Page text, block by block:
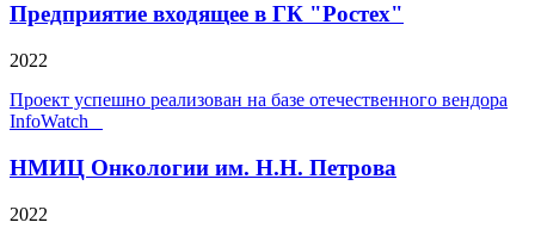
Предприятие входящее в ГК "Ростех"
2022
Проект успешно реализован на базе отечественного вендора
InfoWatch
НМИЦ Онкологии им. Н.Н. Петрова
2022